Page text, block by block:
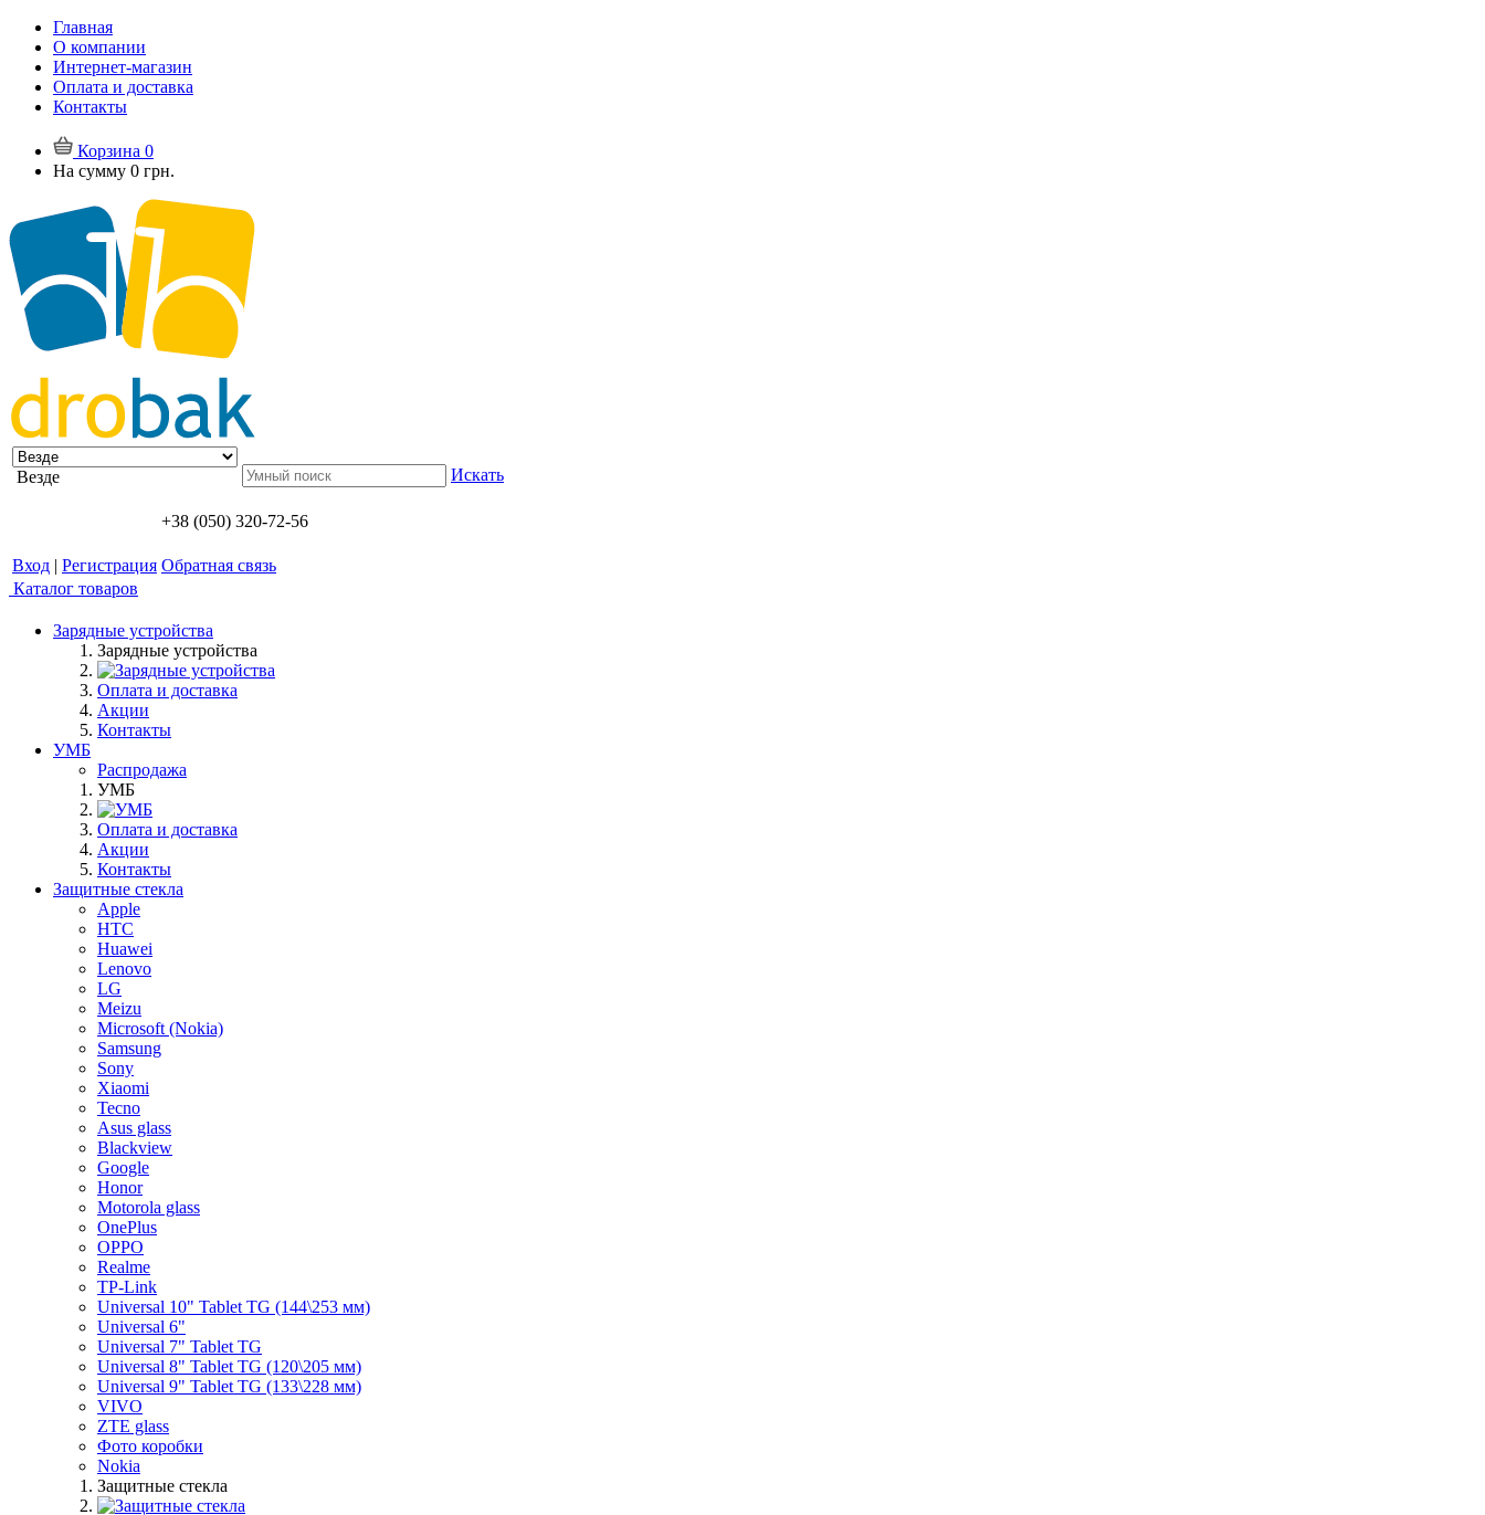
Главная
О компании
Интернет-магазин
Оплата и доставка
Контакты
Корзина 0
На сумму 0 грн.
Везде Искать
+38 (050) 320-72-56
Вход | Регистрация Обратная связь
Каталог товаров
Зарядные устройства
Зарядные устройства
Оплата и доставка
Акции
Контакты
УМБ
Распродажа
УМБ
Оплата и доставка
Акции
Контакты
Защитные стекла
Apple
HTC
Huawei
Lenovo
LG
Meizu
Microsoft (Nokia)
Samsung
Sony
Xiaomi
Tecno
Asus glass
Blackview
Google
Honor
Motorola glass
OnePlus
OPPO
Realme
TP-Link
Universal 10" Tablet TG (144\253 мм)
Universal 6"
Universal 7" Tablet TG
Universal 8" Tablet TG (120\205 мм)
Universal 9" Tablet TG (133\228 мм)
VIVO
ZTE glass
Фото коробки
Nokia
Защитные стекла